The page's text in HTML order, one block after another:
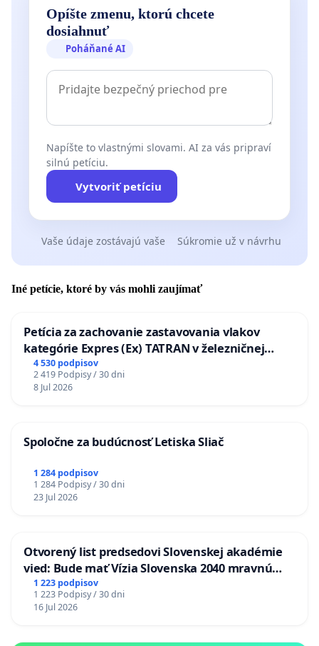
Opíšte zmenu, ktorú chcete
dosiahnuť
Poháňané AI
Napíšte to vlastnými slovami. AI za vás pripraví
silnú petíciu.
Vytvoriť petíciu
Vaše údaje zostávajú vaše Súkromie už v návrhu
Iné petície, ktoré by vás mohli zaujímať
Petícia za zachovanie zastavovania vlakov
kategórie Expres (Ex) TATRAN v železničnej
stanici Púchov
4 530 podpisov
2 419 Podpisy / 30 dni
8 Jul 2026
Spoločne za budúcnosť Letiska Sliač
1 284 podpisov
1 284 Podpisy / 30 dni
23 Jul 2026
Otvorený list predsedovi Slovenskej akadémie
vied: Bude mať Vízia Slovenska 2040 mravnú
chrbticu?
1 223 podpisov
1 223 Podpisy / 30 dni
16 Jul 2026